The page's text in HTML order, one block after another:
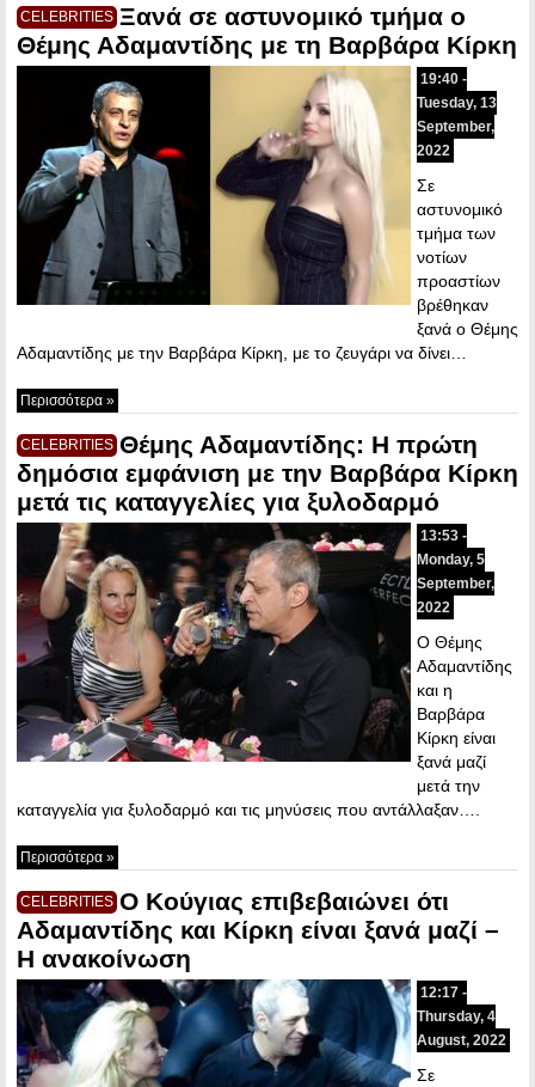
CELEBRITIES Ξανά σε αστυνομικό τμήμα ο
Θέμης Αδαμαντίδης με τη Βαρβάρα Κίρκη
19:40 -
Tuesday, 13
September,
2022
Σε
αστυνομικό
τμήμα των
νοτίων
προαστίων
βρέθηκαν
ξανά ο Θέμης
Αδαμαντίδης με την Βαρβάρα Κίρκη, με το ζευγάρι να δίνει…
Περισσότερα »
CELEBRITIES Θέμης Αδαμαντίδης: Η πρώτη
δημόσια εμφάνιση με την Βαρβάρα Κίρκη
μετά τις καταγγελίες για ξυλοδαρμό
13:53 -
Monday, 5
September,
2022
Ο Θέμης
Αδαμαντίδης
και η
Βαρβάρα
Κίρκη είναι
ξανά μαζί
μετά την
καταγγελία για ξυλοδαρμό και τις μηνύσεις που αντάλλαξαν….
Περισσότερα »
CELEBRITIES Ο Κούγιας επιβεβαιώνει ότι
Αδαμαντίδης και Κίρκη είναι ξανά μαζί –
Η ανακοίνωση
12:17 -
Thursday, 4
August, 2022
Σε